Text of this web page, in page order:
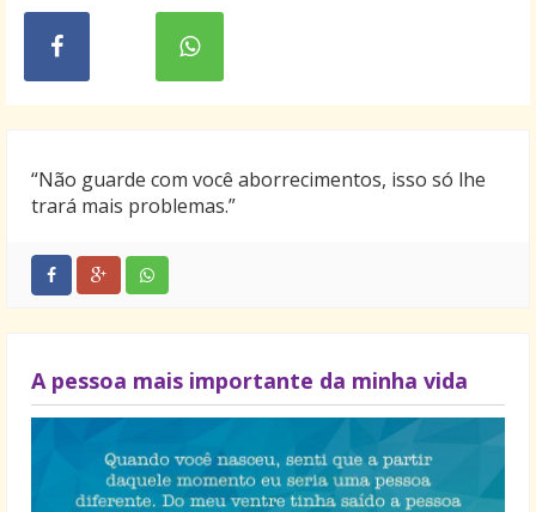
“Não guarde com você aborrecimentos, isso só lhe
trará mais problemas.”
A pessoa mais importante da minha vida